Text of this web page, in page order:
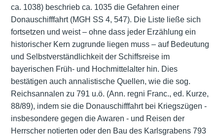
ca. 1038) beschrieb ca. 1035 die Gefahren einer
Donauschifffahrt (MGH SS 4, 547). Die Liste ließe sich
fortsetzen und weist ‒ ohne dass jeder Erzählung ein
historischer Kern zugrunde liegen muss ‒ auf Bedeutung
und Selbstverständlichkeit der Schiffsreise im
bayerischen Früh- und Hochmittelalter hin. Dies
bestätigen auch annalistische Quellen, wie die sog.
Reichsannalen zu 791 u.ö. (Ann. regni Franc., ed. Kurze,
88/89), indem sie die Donauschifffahrt bei Kriegszügen -
insbesondere gegen die Awaren - und Reisen der
Herrscher notierten oder den Bau des Karlsgrabens 793